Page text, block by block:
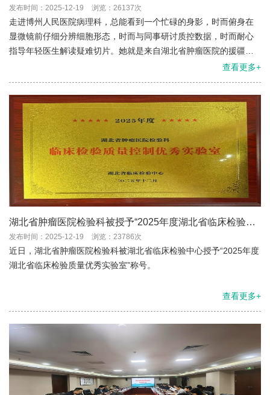
升
发布时间：2025-12-19 浏览：26137次
走进博州人民医院病理科，总能看到一个忙碌的身影，时而俯身在
显微镜前仔细分辨细胞形态，时而与同事研讨质控数据，时而耐心
指导年轻医生解读疑难切片。她就是来自湖北省肿瘤医院的援疆专
家，博州人民医院病理科业务主任孙文佳。援疆期间，她以精湛的
查看更多+
湖北省肿瘤医院检验科被授予“2025年度湖北省临床检验质
量优秀实验室”称号
发布时间：2025-12-19 浏览：23786次
近日，湖北省肿瘤医院检验科被湖北省临床检验中心授予“2025年度
湖北省临床检验质量优秀实验室”称号。
查看更多+